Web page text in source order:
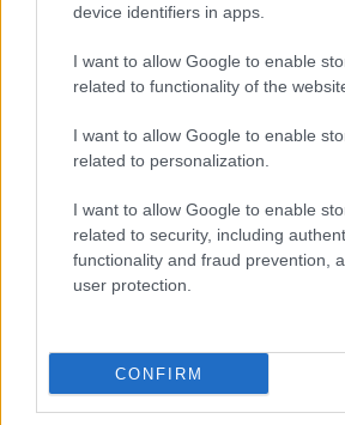
device identifiers in apps.
I want to allow Google to enable
related to functionality of the
I want to allow Google to enable
related to personalization.
I want to allow Google to enable
related to security, including
functionality and fraud prevention,
user protection.
CONFIRM
abbiano riversato quasi 20
gaming
in generale (compresi
legali online), tornando ai livelli
miliardi, più o meno un terzo
Bilancio. Niente male.